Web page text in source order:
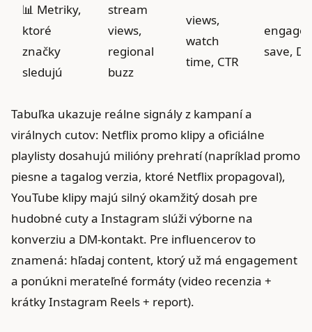
📊 Metriky,
ktoré
značky
sledujú
stream
views,
regional
buzz
views,
watch
time, CTR
save,
Tabuľka ukazuje reálne signály z kampaní a
virálnych cutov: Netflix promo klipy a oficiálne
playlisty dosahujú milióny prehratí (napríklad promo
piesne a tagalog verzia, ktoré Netflix propagoval),
YouTube klipy majú silný okamžitý dosah pre
hudobné cuty a Instagram slúži výborne na
konverziu a DM‑kontakt. Pre influencerov to
znamená: hľadaj content, ktorý už má engagement
a ponúkni merateľné formáty (video recenzia +
krátky Instagram Reels + report).